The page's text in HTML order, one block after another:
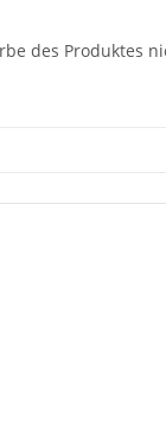
des Produktes